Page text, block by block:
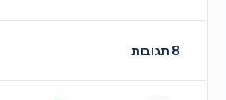
8 תגובות